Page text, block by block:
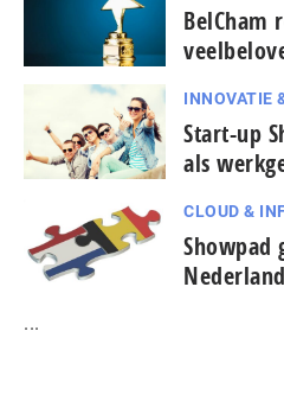
BelCham
INNOVATIE
Start-up
als
CLOUD &
Showpad
...